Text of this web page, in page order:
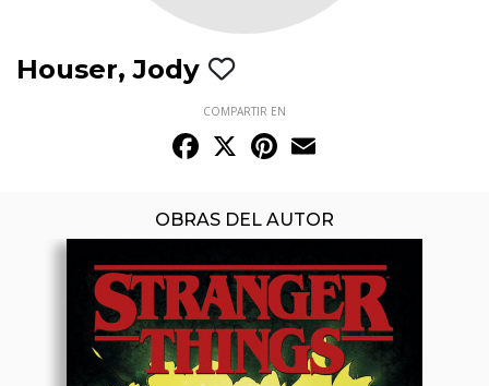
Houser, Jody
COMPARTIR EN
Facebook
X Pinterest
OBRAS DEL AUTOR